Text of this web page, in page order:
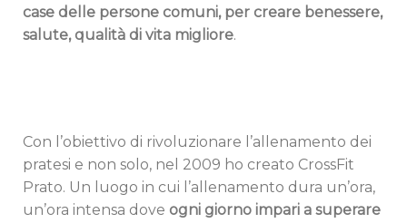
case delle persone comuni, per creare benessere,
salute, qualità di vita migliore.
Con l’obiettivo di rivoluzionare l’allenamento dei
pratesi e non solo, nel 2009 ho creato CrossFit
Prato. Un luogo in cui l’allenamento dura un’ora,
un’ora intensa dove ogni giorno impari a superare